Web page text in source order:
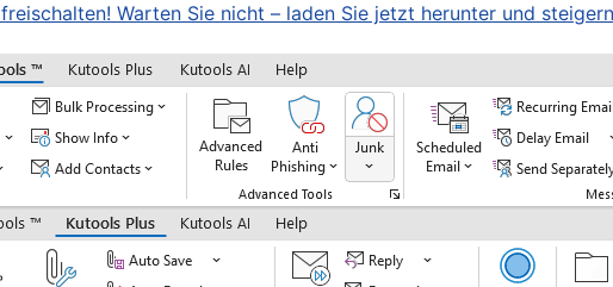
Warten Sie nicht – laden Sie jetzt herunter und